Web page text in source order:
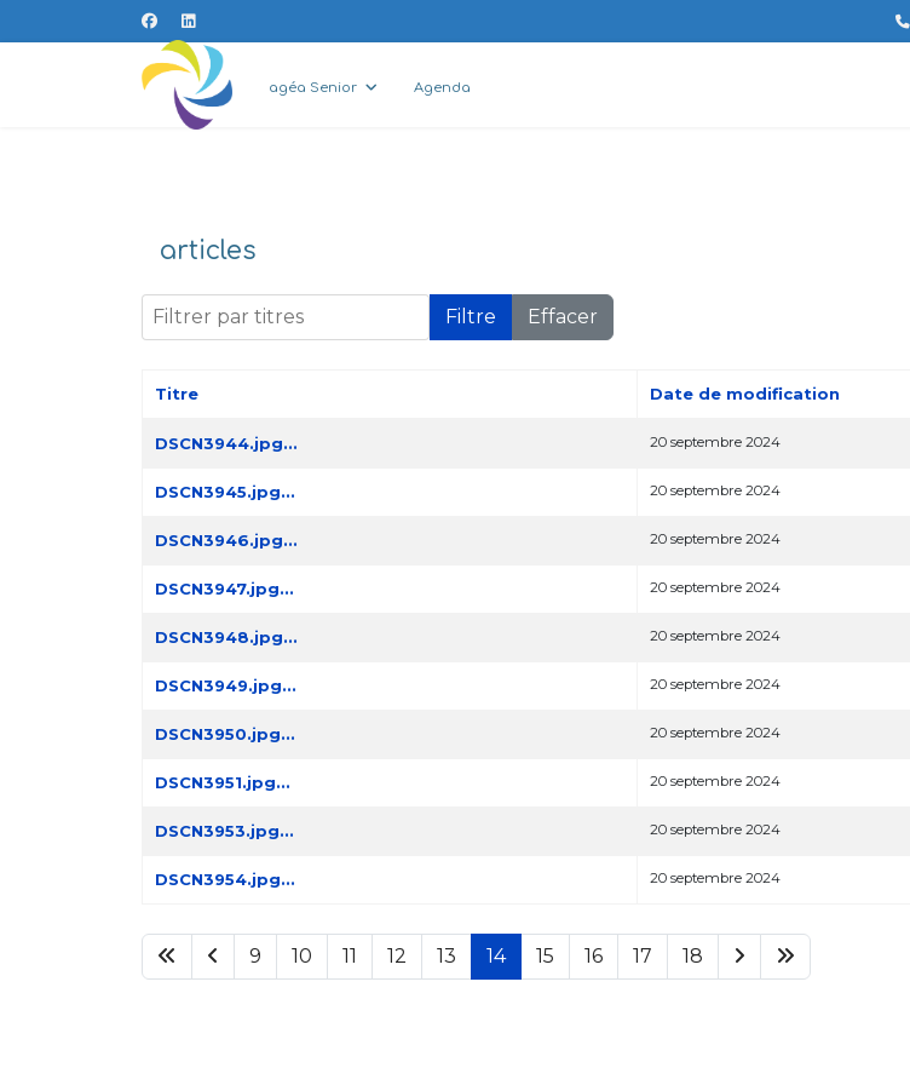
agéa Senior Agenda
articles
Filtrer par titres
Filtre Effacer
Titre Date de modification
DSCN3944.jpg... 20 septembre 2024
DSCN3945.jpg... 20 septembre 2024
DSCN3946.jpg... 20 septembre 2024
DSCN3947.jpg... 20 septembre 2024
DSCN3948.jpg... 20 septembre 2024
DSCN3949.jpg... 20 septembre 2024
DSCN3950.jpg... 20 septembre 2024
DSCN3951.jpg... 20 septembre 2024
DSCN3953.jpg... 20 septembre 2024
DSCN3954.jpg... 20 septembre 2024
9 10 11 12 13 14 15 16 17 18